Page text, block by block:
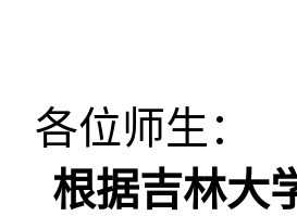
各位师生：
根据吉林大